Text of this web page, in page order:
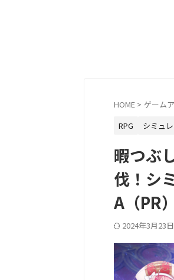
HOME > ゲーム
RPG
シミュ
暇つぶ
伐！シ
A（PR）
2024年3月23日